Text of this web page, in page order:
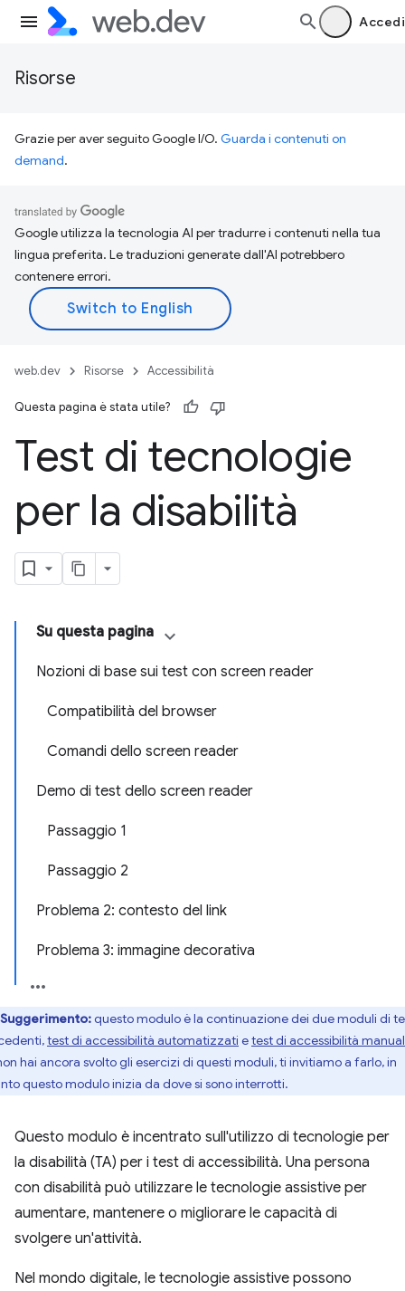
Accedi
Risorse
Grazie per aver seguito Google I/O. Guarda i contenuti on
demand.
Google utilizza la tecnologia AI per tradurre i contenuti nella tua
lingua preferita. Le traduzioni generate dall'AI potrebbero
contenere errori.
web.dev Risorse Accessibilità
Questa pagina è stata utile?
Test di tecnologie
per la disabilità
Su questa pagina
Nozioni di base sui test con screen reader
Compatibilità del browser
Comandi dello screen reader
Demo di test dello screen reader
Passaggio 1
Passaggio 2
Problema 2: contesto del link
Problema 3: immagine decorativa
Suggerimento:questo modulo è la continuazione dei due moduli di
test di accessibilità automatizzati etest di accessibilità
hai ancora svolto gli esercizi di questi moduli, ti invitiamo a farlo, in
questo modulo inizia da dove si sono interrotti.
Questo modulo è incentrato sull'utilizzo di tecnologie per
la disabilità (TA) per i test di accessibilità. Una persona
con disabilità può utilizzare le tecnologie assistive per
aumentare, mantenere o migliorare le capacità di
svolgere un'attività.
Nel mondo digitale, le tecnologie assistive possono